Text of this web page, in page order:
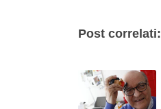
Post correlati: